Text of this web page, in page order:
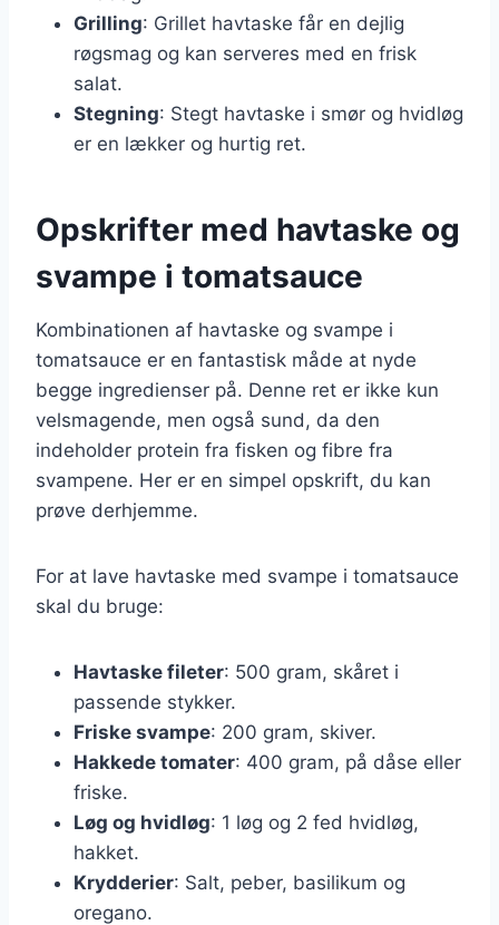
Grilling: Grillet havtaske får en dejlig
røgsmag og kan serveres med en frisk
salat.
Stegning: Stegt havtaske i smør og hvidløg
er en lækker og hurtig ret.
Opskrifter med havtaske og
svampe i tomatsauce
Kombinationen af havtaske og svampe i
tomatsauce er en fantastisk måde at nyde
begge ingredienser på. Denne ret er ikke kun
velsmagende, men også sund, da den
indeholder protein fra fisken og fibre fra
svampene. Her er en simpel opskrift, du kan
prøve derhjemme.
For at lave havtaske med svampe i tomatsauce
skal du bruge:
Havtaske fileter: 500 gram, skåret i
passende stykker.
Friske svampe: 200 gram, skiver.
Hakkede tomater: 400 gram, på dåse eller
friske.
Løg og hvidløg: 1 løg og 2 fed hvidløg,
hakket.
Krydderier: Salt, peber, basilikum og
oregano.